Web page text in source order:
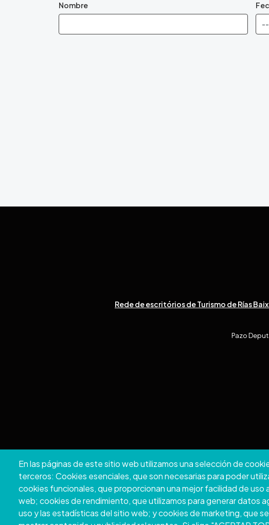
Nombre
En las páginas de este sitio web utilizamos una selección de
terceros: Cookies esenciales, que son necesarias para poder
cookies funcionales, que proporcionan una mejor facilidad de uso
web; cookies de rendimiento, que utilizamos para generar datos
uso y las estadísticas del sitio web; y cookies de marketing, que
Rede de escritórios de Turismo de Rías
Pazo
Copyright © 2026.